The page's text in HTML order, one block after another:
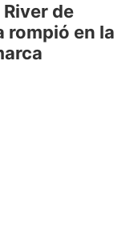
de
rompió en la